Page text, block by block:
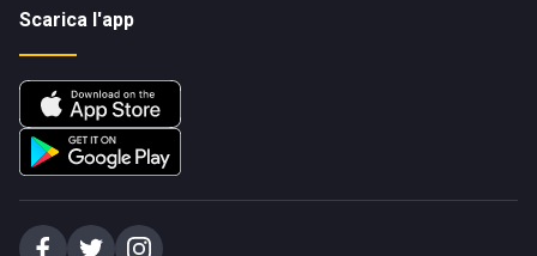
Scarica l'app